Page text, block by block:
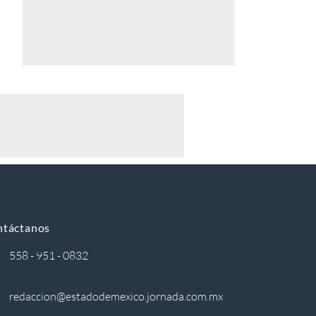
558 - 951 - 0832
redaccion@estadodemexico.jornada.com.mx